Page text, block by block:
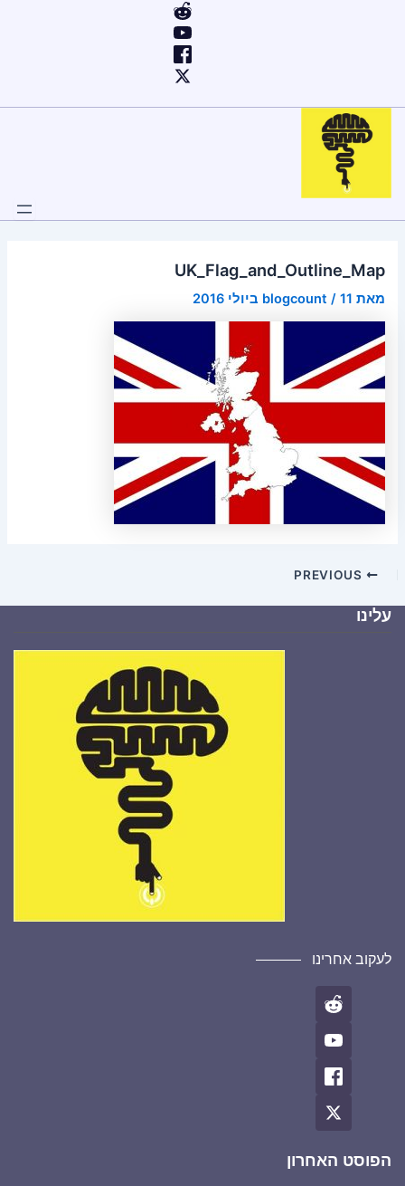
UK_Flag_and_Outline_Map
מאת blogcount / 11 ביולי 2016
עלינו
לעקוב אחרינו
הפוסט האחרון